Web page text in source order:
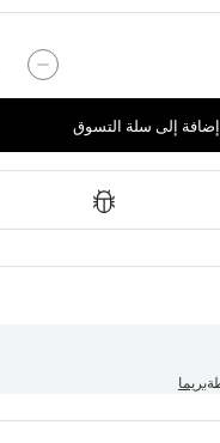
إضافة إلى سلة التسوق
بريما